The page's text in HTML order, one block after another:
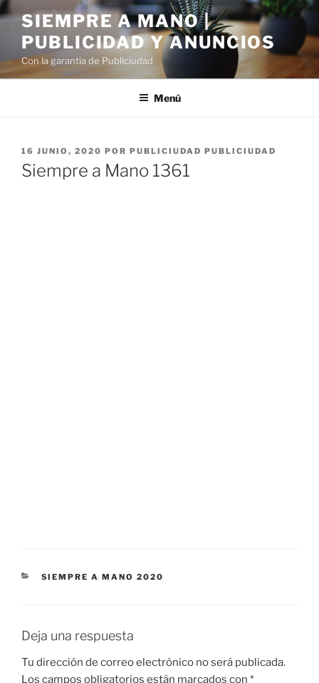
Saltar
contenido
SIEMPRE A MANO |
PUBLICIDAD Y ANUNCIOS
Con la garantía de Publiciudad
Menú
PUBLICADO
EL
16 JUNIO, 2020 POR PUBLICIUDAD PUBLICIUDAD
Siempre a Mano 1361
CATEGORÍAS
SIEMPRE A MANO 2020
Deja una respuesta
Tu dirección de correo electrónico no será publicada.
Los campos obligatorios están marcados con *